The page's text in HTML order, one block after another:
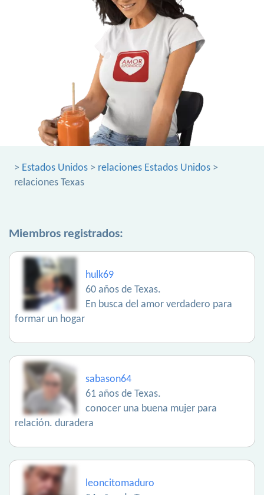
> Estados Unidos > relaciones Estados Unidos >
relaciones Texas
Miembros registrados:
hulk69
60 años de Texas.
En busca del amor verdadero para
formar un hogar
sabason64
61 años de Texas.
conocer una buena mujer para
relación. duradera
leoncitomaduro